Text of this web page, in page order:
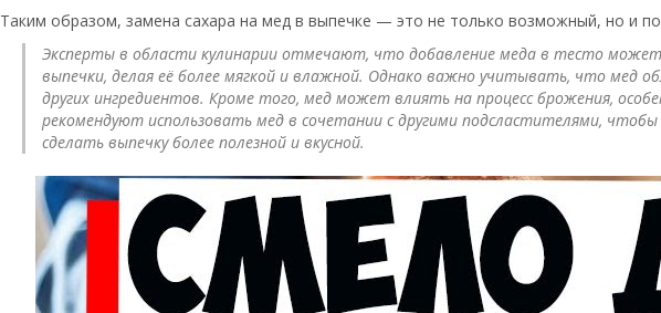
Таким образом, замена сахара на мед в выпечке — это не только возможный, но и
Эксперты в области кулинарии отмечают, что добавление меда в тесто
выпечки, делая её более мягкой и влажной. Однако важно учитывать, что мед
других ингредиентов. Кроме того, мед может влиять на процесс брожения,
рекомендуют использовать мед в сочетании с другими подсластителями,
сделать выпечку более полезной и вкусной.